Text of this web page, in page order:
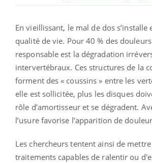
En vieillissant, le mal de dos
qualité de vie. Pour 40 % des
responsable est la dégradation
intervertébraux. Ces structures de la
forment des « coussins » entre les
elle est sollicitée, plus les disques
rôle d’amortisseur et se dégradent.
l’usure favorise l’apparition de
Les chercheurs tentent ainsi de
traitements capables de ralentir ou